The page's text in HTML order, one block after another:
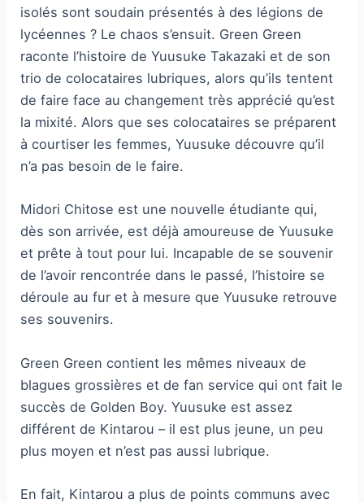
isolés sont soudain présentés à des légions de
lycéennes ? Le chaos s’ensuit. Green Green
raconte l’histoire de Yuusuke Takazaki et de son
trio de colocataires lubriques, alors qu’ils tentent
de faire face au changement très apprécié qu’est
la mixité. Alors que ses colocataires se préparent
à courtiser les femmes, Yuusuke découvre qu’il
n’a pas besoin de le faire.
Midori Chitose est une nouvelle étudiante qui,
dès son arrivée, est déjà amoureuse de Yuusuke
et prête à tout pour lui. Incapable de se souvenir
de l’avoir rencontrée dans le passé, l’histoire se
déroule au fur et à mesure que Yuusuke retrouve
ses souvenirs.
Green Green contient les mêmes niveaux de
blagues grossières et de fan service qui ont fait le
succès de Golden Boy. Yuusuke est assez
différent de Kintarou – il est plus jeune, un peu
plus moyen et n’est pas aussi lubrique.
En fait, Kintarou a plus de points communs avec